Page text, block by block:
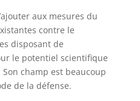
aux mesures du
contre le
disposant de
le potentiel scientifique
champ est beaucoup
de la défense.